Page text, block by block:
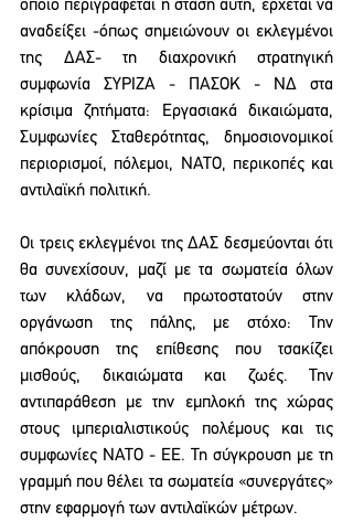
οποίο περιγράφεται η στάση αυτή, έρχεται να
αναδείξει -όπως σημειώνουν οι εκλεγμένοι
της ΔΑΣ- τη διαχρονική στρατηγική
συμφωνία ΣΥΡΙΖΑ - ΠΑΣΟΚ - ΝΔ στα
κρίσιμα ζητήματα: Εργασιακά δικαιώματα,
Συμφωνίες Σταθερότητας, δημοσιονομικοί
περιορισμοί, πόλεμοι, ΝΑΤΟ, περικοπές και
αντιλαϊκή πολιτική.
Οι τρεις εκλεγμένοι της ΔΑΣ δεσμεύονται ότι
θα συνεχίσουν, μαζί με τα σωματεία όλων
των κλάδων, να πρωτοστατούν στην
οργάνωση της πάλης, με στόχο: Την
απόκρουση της επίθεσης που τσακίζει
μισθούς, δικαιώματα και ζωές. Την
αντιπαράθεση με την εμπλοκή της χώρας
στους ιμπεριαλιστικούς πολέμους και τις
συμφωνίες ΝΑΤΟ - ΕΕ. Τη σύγκρουση με τη
γραμμή που θέλει τα σωματεία «συνεργάτες»
στην εφαρμογή των αντιλαϊκών μέτρων.